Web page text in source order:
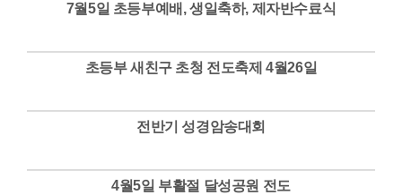
7월5일 초등부예배, 생일축하, 제자반수료식
초등부 새친구 초청 전도축제 4월26일
전반기 성경암송대회
4월5일 부활절 달성공원 전도